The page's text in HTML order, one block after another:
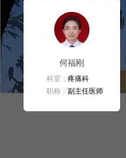
何福刚
科室： 疼痛科
职称： 副主任医师